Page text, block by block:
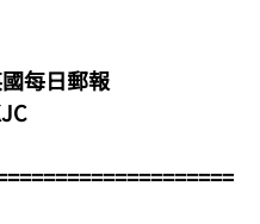
每日郵報